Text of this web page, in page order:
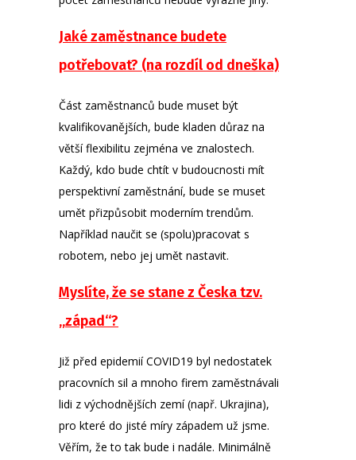
Jaké zaměstnance budete
potřebovat? (na rozdíl od dneška)
Část zaměstnanců bude muset být
kvalifikovanějších, bude kladen důraz na
větší flexibilitu zejména ve znalostech.
Každý, kdo bude chtít v budoucnosti mít
perspektivní zaměstnání, bude se muset
umět přizpůsobit moderním trendům.
Například naučit se (spolu)pracovat s
robotem, nebo jej umět nastavit.
Myslíte, že se stane z Česka tzv.
„západ“?
Již před epidemií COVID19 byl nedostatek
pracovních sil a mnoho firem zaměstnávali
lidi z východnějších zemí (např. Ukrajina),
pro které do jisté míry západem už jsme.
Věřím, že to tak bude i nadále. Minimálně